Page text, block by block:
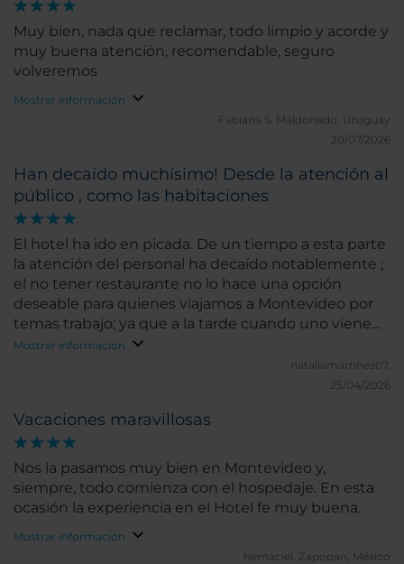
Muy bien, nada que reclamar, todo limpio y acorde y
muy buena atención, recomendable, seguro
volveremos
Mostrar información
Fabiana S. Maldonado, Uruguay
20/07/2026
Han decaído muchísimo! Desde la atención al
público , como las habitaciones
El hotel ha ido en picada. De un tiempo a esta parte
la atención del personal ha decaído notablemente ;
el no tener restaurante no lo hace una opción
deseable para quienes viajamos a Montevideo por
temas trabajo; ya que a la tarde cuando uno viene
cansado no ganas de salir del hotel tenemos. Sin
embargo como no cuentan como antes con
restaurante debemos salir fuera del mismo a buscar
atención es buena ; pero si tienen servicios por los
cuales volvemos y lo seguiremos haciendo. Lo tenía
que decir y lo dije. Quienes están en recepción
dejan muchísimo que desear; la atención es
mediocre y cada vez que vamos nos dejan un sabor
desde años; y la última vez que estuvimos dijimos
Mostrar información
nataliamartinez07.
25/04/2026
Vacaciones maravillosas
Nos la pasamos muy bien en Montevideo y,
siempre, todo comienza con el hospedaje. En esta
ocasión la experiencia en el Hotel fe muy buena.
Mostrar información
hemaciel. Zapopan, México